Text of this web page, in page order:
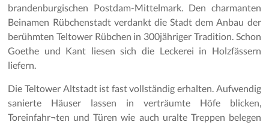
brandenburgischen Postdam-Mittelmark. Den charmanten
Beinamen Rübchenstadt verdankt die Stadt dem Anbau der
berühmten Teltower Rübchen in 300jähriger Tradition. Schon
Goethe und Kant liesen sich die Leckerei in Holzfässern
liefern.
Die Teltower Altstadt ist fast vollständig erhalten. Aufwendig
sanierte Häuser lassen in verträumte Höfe blicken,
Toreinfahr¬ten und Türen wie auch uralte Treppen belegen